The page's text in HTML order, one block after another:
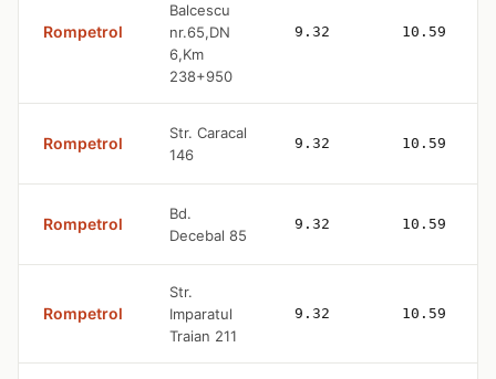
Rompetrol
Balcescu
nr.65,DN
6,Km
238+950
9.32 10.59
Rompetrol
Str. Caracal
146
9.32 10.59
Rompetrol
Bd.
Decebal 85
9.32 10.59
Rompetrol
Str.
Imparatul
Traian 211
9.32 10.59